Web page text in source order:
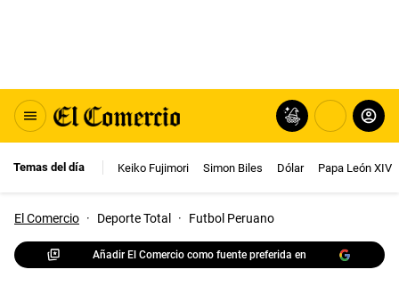
Temas del día Keiko Fujimori Simon Biles Dólar Papa León XIV
El Comercio · Deporte Total · Futbol Peruano
Añadir El Comercio como fuente preferida en